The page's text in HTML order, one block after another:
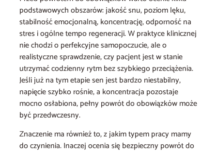
podstawowych obszarów: jakość snu, poziom lęku,
stabilność emocjonalną, koncentrację, odporność na
stres i ogólne tempo regeneracji. W praktyce klinicznej
nie chodzi o perfekcyjne samopoczucie, ale o
realistyczne sprawdzenie, czy pacjent jest w stanie
utrzymać codzienny rytm bez szybkiego przeciążenia.
Jeśli już na tym etapie sen jest bardzo niestabilny,
napięcie szybko rośnie, a koncentracja pozostaje
mocno osłabiona, pełny powrót do obowiązków może
być przedwczesny.
Znaczenie ma również to, z jakim typem pracy mamy
do czynienia. Inaczej ocenia się bezpieczny powrót do